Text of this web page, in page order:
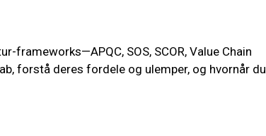
SOS, SCOR, Value Chain
forstå deres fordele og ulemper, og hvornår du